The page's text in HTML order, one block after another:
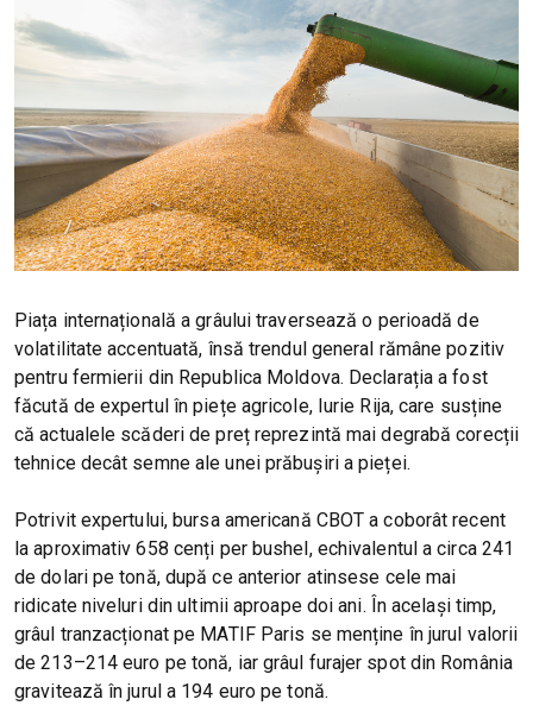
Piața internațională a grâului traversează o perioadă de
volatilitate accentuată, însă trendul general rămâne pozitiv
pentru fermierii din Republica Moldova. Declarația a fost
făcută de expertul în piețe agricole, Iurie Rija, care susține
că actualele scăderi de preț reprezintă mai degrabă corecții
tehnice decât semne ale unei prăbușiri a pieței.
Potrivit expertului, bursa americană CBOT a coborât recent
la aproximativ 658 cenți per bushel, echivalentul a circa 241
de dolari pe tonă, după ce anterior atinsese cele mai
ridicate niveluri din ultimii aproape doi ani. În același timp,
grâul tranzacționat pe MATIF Paris se menține în jurul valorii
de 213–214 euro pe tonă, iar grâul furajer spot din România
gravitează în jurul a 194 euro pe tonă.